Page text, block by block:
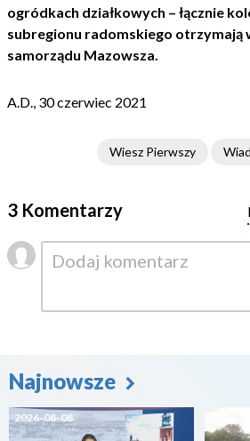
ogródkach działkowych – łącznie
subregionu radomskiego otrzymają
samorządu Mazowsza.
A.D., 30 czerwiec 2021
Wiesz Pierwszy
3 Komentarzy
Najnowsze
2026-08-08